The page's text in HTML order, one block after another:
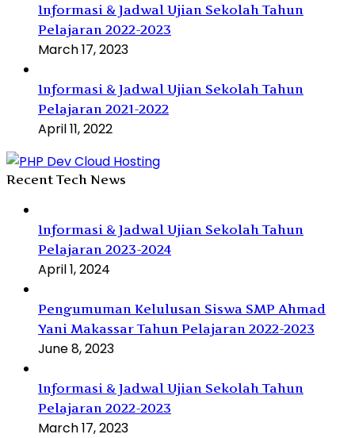
Informasi & Jadwal Ujian Sekolah Tahun
Pelajaran 2022-2023
March 17, 2023
Informasi & Jadwal Ujian Sekolah Tahun
Pelajaran 2021-2022
April 11, 2022
Recent Tech News
Informasi & Jadwal Ujian Sekolah Tahun
Pelajaran 2023-2024
April 1, 2024
Pengumuman Kelulusan Siswa SMP Ahmad
Yani Makassar Tahun Pelajaran 2022-2023
June 8, 2023
Informasi & Jadwal Ujian Sekolah Tahun
Pelajaran 2022-2023
March 17, 2023